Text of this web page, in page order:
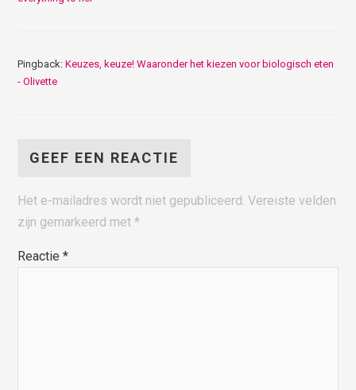
Pingback:Keuzes, keuze! Waaronder het kiezen voor biologisch eten
- Olivette
GEEF EEN REACTIE
Het e-mailadres wordt niet gepubliceerd. Vereiste velden
zijn gemarkeerd met*
Reactie*